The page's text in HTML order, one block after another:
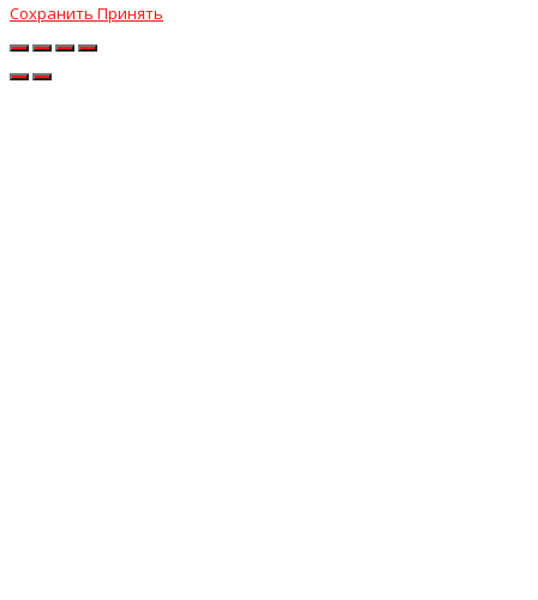
Сохранить Принять